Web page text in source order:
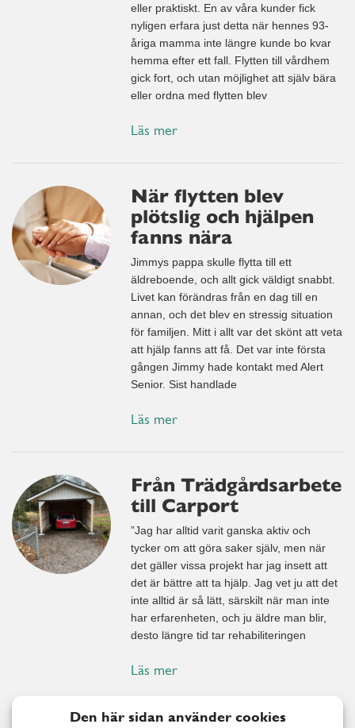
eller praktiskt. En av våra kunder fick
nyligen erfara just detta när hennes 93-
åriga mamma inte längre kunde bo kvar
hemma efter ett fall. Flytten till vårdhem
gick fort, och utan möjlighet att själv bära
eller ordna med flytten blev
Läs mer
När flytten blev
plötslig och hjälpen
fanns nära
Jimmys pappa skulle flytta till ett
äldreboende, och allt gick väldigt snabbt.
Livet kan förändras från en dag till en
annan, och det blev en stressig situation
för familjen. Mitt i allt var det skönt att veta
att hjälp fanns att få. Det var inte första
gången Jimmy hade kontakt med Alert
Senior. Sist handlade
Läs mer
Från Trädgårdsarbete
till Carport
”Jag har alltid varit ganska aktiv och
tycker om att göra saker själv, men när
det gäller vissa projekt har jag insett att
det är bättre att ta hjälp. Jag vet ju att det
inte alltid är så lätt, särskilt när man inte
har erfarenheten, och ju äldre man blir,
desto längre tid tar rehabiliteringen
Läs mer
Den här sidan använder cookies